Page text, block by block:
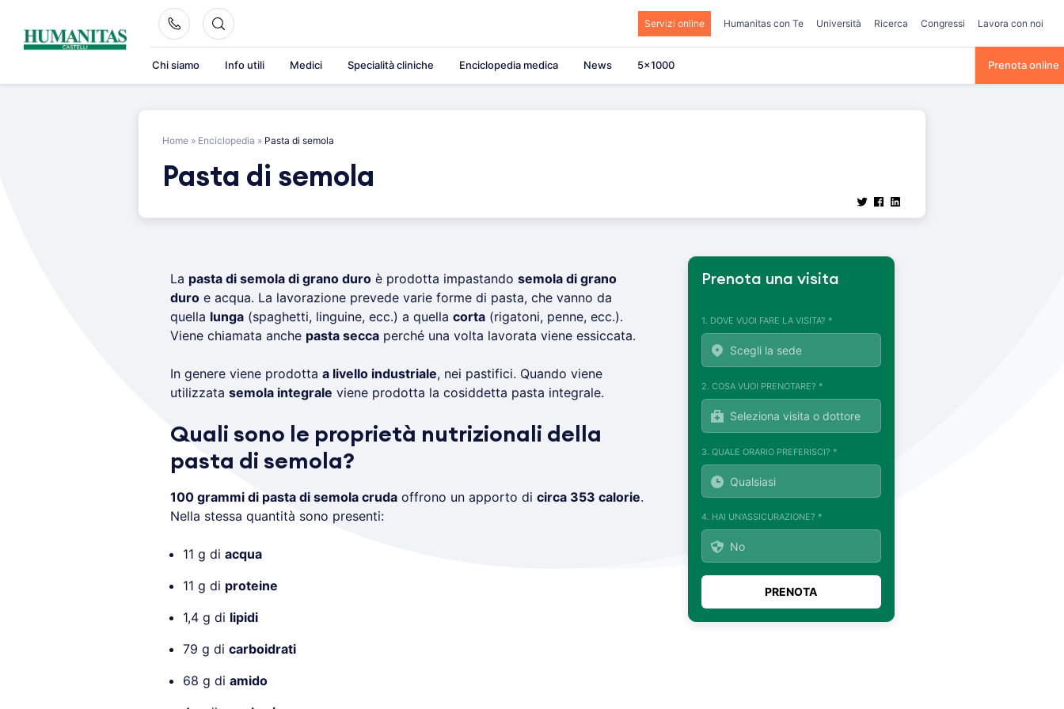
content
Servizi online Humanitas con Te Università Ricerca Congressi Lavora con noi
Chi siamo Info utili Medici Specialità cliniche Enciclopedia medica News 5×1000 Prenota online
Home » Enciclopedia » Pasta di semola
Pasta di semola
La pasta di semola di grano duroè prodotta impastando semola di grano
duroe acqua. La lavorazione prevede varie forme di pasta, che vanno da
quella lunga(spaghetti, linguine, ecc.) a quella corta(rigatoni, penne, ecc.).
Viene chiamata anche pasta seccaperché una volta lavorata viene essiccata.
In genere viene prodotta a livello industriale, nei pastifici. Quando viene
utilizzata semola integrale viene prodotta la cosiddetta pasta integrale.
Quali sono le proprietà nutrizionali della
pasta di semola?
100 grammi di pasta di semola crudaoffrono un apporto di circa 353 calorie.
Nella stessa quantità sono presenti:
11 g di acqua
11 g di proteine
1,4 g di lipidi
79 g di carboidrati
68 g di amido
Prenota una visita
1. DOVE VUOI FARE LA VISITA? *
2. COSA VUOI PRENOTARE? *
3. QUALE ORARIO PREFERISCI? *
4. HAI UN'ASSICURAZIONE? *